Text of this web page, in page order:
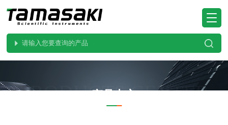
PRODUCTS CENTER
产品中心